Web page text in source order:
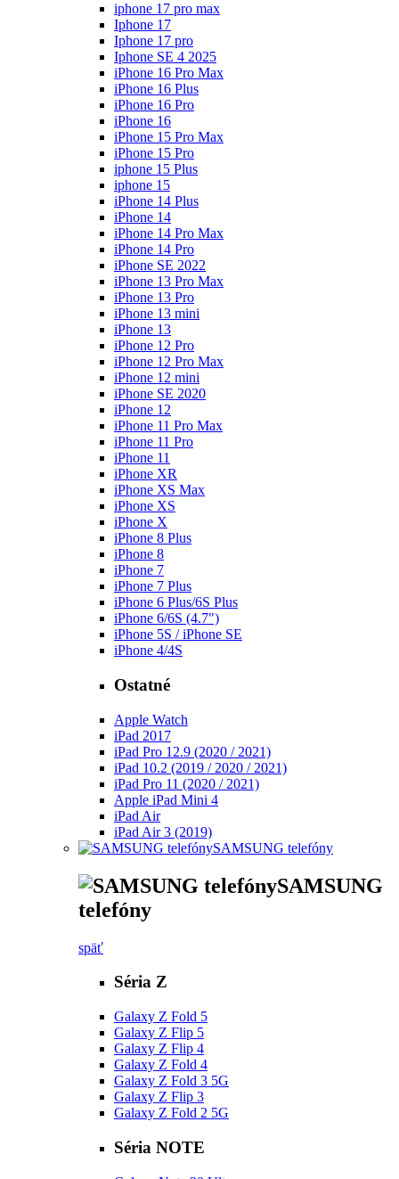
iphone 17 pro max
Iphone 17
Iphone 17 pro
Iphone SE 4 2025
iPhone 16 Pro Max
iPhone 16 Plus
iPhone 16 Pro
iPhone 16
iPhone 15 Pro Max
iPhone 15 Pro
iphone 15 Plus
iphone 15
iPhone 14 Plus
iPhone 14
iPhone 14 Pro Max
iPhone 14 Pro
iPhone SE 2022
iPhone 13 Pro Max
iPhone 13 Pro
iPhone 13 mini
iPhone 13
iPhone 12 Pro
iPhone 12 Pro Max
iPhone 12 mini
iPhone SE 2020
iPhone 12
iPhone 11 Pro Max
iPhone 11 Pro
iPhone 11
iPhone XR
iPhone XS Max
iPhone XS
iPhone X
iPhone 8 Plus
iPhone 8
iPhone 7
iPhone 7 Plus
iPhone 6 Plus/6S Plus
iPhone 6/6S (4.7")
iPhone 5S / iPhone SE
iPhone 4/4S
Ostatné
Apple Watch
iPad 2017
iPad Pro 12.9 (2020 / 2021)
iPad 10.2 (2019 / 2020 / 2021)
iPad Pro 11 (2020 / 2021)
Apple iPad Mini 4
iPad Air
iPad Air 3 (2019)
SAMSUNG telefóny
SAMSUNG
telefóny
späť
Séria Z
Galaxy Z Fold 5
Galaxy Z Flip 5
Galaxy Z Flip 4
Galaxy Z Fold 4
Galaxy Z Fold 3 5G
Galaxy Z Flip 3
Galaxy Z Fold 2 5G
Séria NOTE